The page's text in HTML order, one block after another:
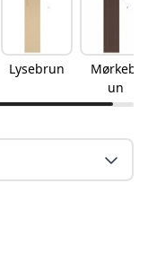
Lysebrun
Mørkebr
un